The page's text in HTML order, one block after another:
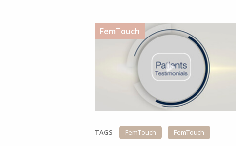
FemTouch
TAGS FemTouch FemTouch